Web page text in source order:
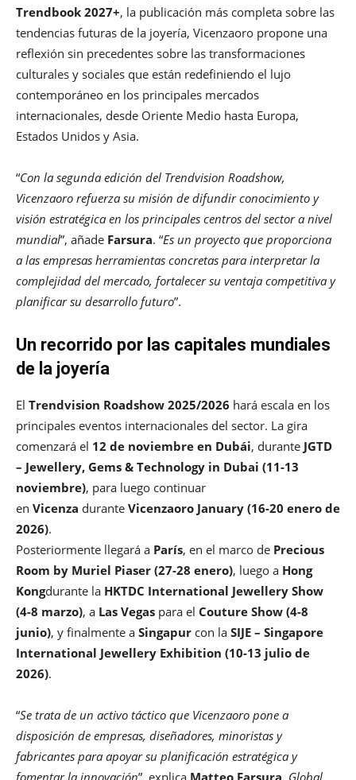
Trendbook 2027+, la publicación más completa sobre las
tendencias futuras de la joyería, Vicenzaoro propone una
reflexión sin precedentes sobre las transformaciones
culturales y sociales que están redefiniendo el lujo
contemporáneo en los principales mercados
internacionales, desde Oriente Medio hasta Europa,
Estados Unidos y Asia.
“Con la segunda edición del Trendvision Roadshow,
Vicenzaoro refuerza su misión de difundir conocimiento y
visión estratégica en los principales centros del sector a nivel
mundial”, añade Farsura. “Es un proyecto que proporciona
a las empresas herramientas concretas para interpretar la
complejidad del mercado, fortalecer su ventaja competitiva y
planificar su desarrollo futuro”.
Un recorrido por las capitales mundiales
de la joyería
El Trendvision Roadshow 2025/2026 hará escala en los
principales eventos internacionales del sector. La gira
comenzará el 12 de noviembre en Dubái, durante JGTD
– Jewellery, Gems & Technology in Dubai (11-13
noviembre), para luego continuar
en Vicenza durante Vicenzaoro January (16-20 enero de
2026).
Posteriormente llegará a París, en el marco de Precious
Room by Muriel Piaser (27-28 enero), luego a Hong
Kongdurante la HKTDC International Jewellery Show
(4-8 marzo), a Las Vegas para el Couture Show (4-8
junio), y finalmente a Singapur con la SIJE – Singapore
International Jewellery Exhibition (10-13 julio de
2026).
“Se trata de un activo táctico que Vicenzaoro pone a
disposición de empresas, diseñadores, minoristas y
fabricantes para apoyar su planificación estratégica y
fomentar la innovación”, explica Matteo Farsura, Global